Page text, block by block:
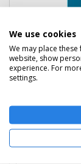
We use cookies
We may place
website, show
experience. For
settings.